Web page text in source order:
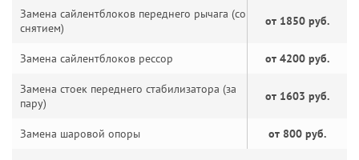
Замена сайлентблоков переднего рычага (со
снятием)
от 1850 руб.
Замена сайлентблоков рессор от 4200 руб.
Замена стоек переднего стабилизатора (за
пару)
от 1603 руб.
Замена шаровой опоры от 800 руб.